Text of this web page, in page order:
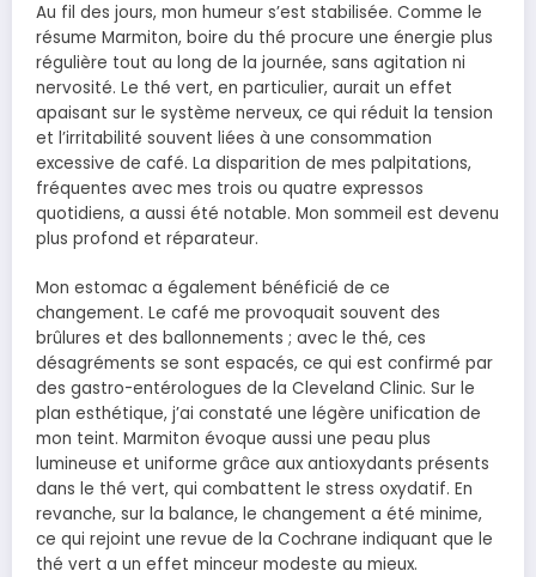
Au fil des jours, mon humeur s’est stabilisée. Comme le
résume Marmiton, boire du thé procure une énergie plus
régulière tout au long de la journée, sans agitation ni
nervosité. Le thé vert, en particulier, aurait un effet
apaisant sur le système nerveux, ce qui réduit la tension
et l’irritabilité souvent liées à une consommation
excessive de café. La disparition de mes palpitations,
fréquentes avec mes trois ou quatre expressos
quotidiens, a aussi été notable. Mon sommeil est devenu
plus profond et réparateur.
Mon estomac a également bénéficié de ce
changement. Le café me provoquait souvent des
brûlures et des ballonnements ; avec le thé, ces
désagréments se sont espacés, ce qui est confirmé par
des gastro-entérologues de la Cleveland Clinic. Sur le
plan esthétique, j’ai constaté une légère unification de
mon teint. Marmiton évoque aussi une peau plus
lumineuse et uniforme grâce aux antioxydants présents
dans le thé vert, qui combattent le stress oxydatif. En
revanche, sur la balance, le changement a été minime,
ce qui rejoint une revue de la Cochrane indiquant que le
thé vert a un effet minceur modeste au mieux.